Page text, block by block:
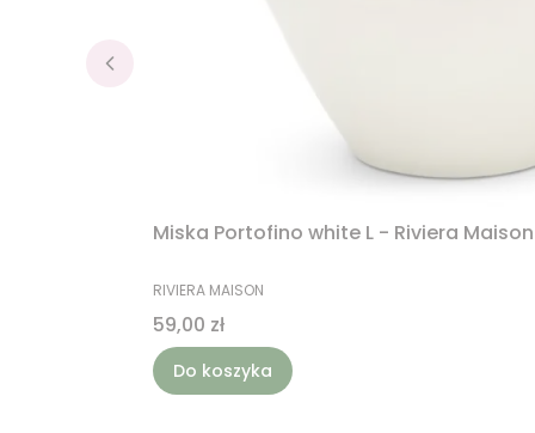
Miska Portofino white L - Riviera Maison
PRODUCENT
RIVIERA MAISON
Cena
59,00 zł
Do koszyka